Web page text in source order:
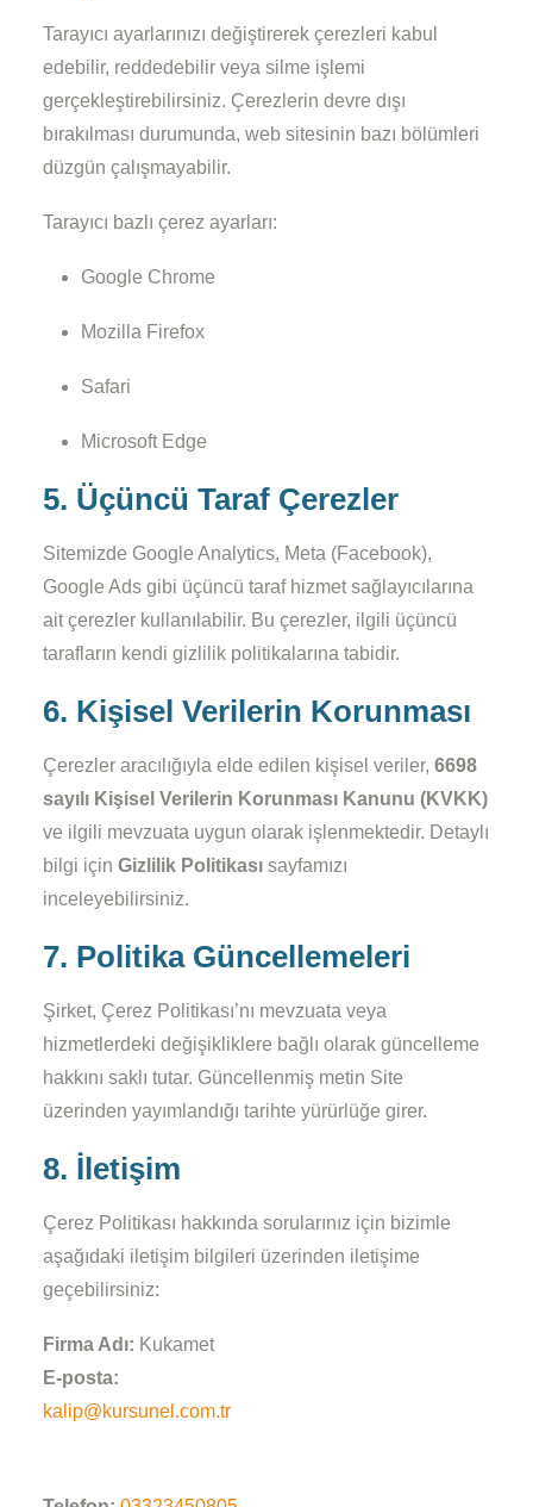
Tarayıcı ayarlarınızı değiştirerek çerezleri kabul
edebilir, reddedebilir veya silme işlemi
gerçekleştirebilirsiniz. Çerezlerin devre dışı
bırakılması durumunda, web sitesinin bazı bölümleri
düzgün çalışmayabilir.
Tarayıcı bazlı çerez ayarları:
Google Chrome
Mozilla Firefox
Safari
Microsoft Edge
5. Üçüncü Taraf Çerezler
Sitemizde Google Analytics, Meta (Facebook),
Google Ads gibi üçüncü taraf hizmet sağlayıcılarına
ait çerezler kullanılabilir. Bu çerezler, ilgili üçüncü
tarafların kendi gizlilik politikalarına tabidir.
6. Kişisel Verilerin Korunması
Çerezler aracılığıyla elde edilen kişisel veriler, 6698
sayılı Kişisel Verilerin Korunması Kanunu (KVKK)
ve ilgili mevzuata uygun olarak işlenmektedir. Detaylı
bilgi için Gizlilik Politikası sayfamızı
inceleyebilirsiniz.
7. Politika Güncellemeleri
Şirket, Çerez Politikası’nı mevzuata veya
hizmetlerdeki değişikliklere bağlı olarak güncelleme
hakkını saklı tutar. Güncellenmiş metin Site
üzerinden yayımlandığı tarihte yürürlüğe girer.
8. İletişim
Çerez Politikası hakkında sorularınız için bizimle
aşağıdaki iletişim bilgileri üzerinden iletişime
geçebilirsiniz:
Firma Adı: Kukamet
E-posta:
kalip@kursunel.com.tr